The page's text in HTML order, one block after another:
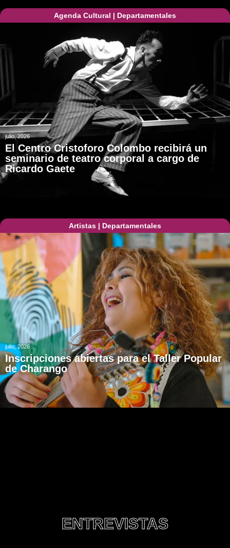
Agenda Cultural | Departamentales
julio, 2026
El Centro Cristoforo Colombo recibirá un
seminario de teatro corporal a cargo de
Ricardo Gaete
Artistas | Departamentales
julio, 2026
Inscripciones abiertas para el Taller Popular
de Charango
ENTREVISTAS